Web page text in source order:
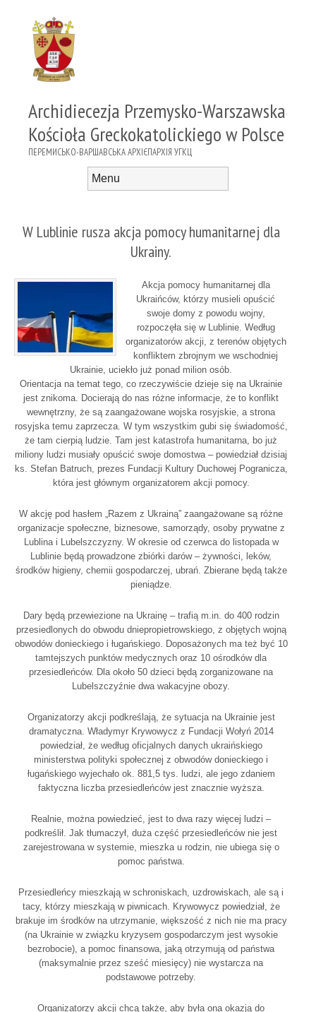
Archidiecezja Przemysko-Warszawska
Kościoła Greckokatolickiego w Polsce
ПЕРЕМИСЬКО-ВАРШАВСЬКА АРХІЄПАРХІЯ УГКЦ
W Lublinie rusza akcja pomocy humanitarnej dla
Ukrainy.
Akcja pomocy humanitarnej dla
Ukraińców, którzy musieli opuścić
swoje domy z powodu wojny,
rozpoczęła się w Lublinie. Według
organizatorów akcji, z terenów objętych
konfliktem zbrojnym we wschodniej
Ukrainie, uciekło już ponad milion osób.
Orientacja na temat tego, co rzeczywiście dzieje się na Ukrainie
jest znikoma. Docierają do nas różne informacje, że to konflikt
wewnętrzny, że są zaangażowane wojska rosyjskie, a strona
rosyjska temu zaprzecza. W tym wszystkim gubi się świadomość,
że tam cierpią ludzie. Tam jest katastrofa humanitarna, bo już
miliony ludzi musiały opuścić swoje domostwa – powiedział dzisiaj
ks. Stefan Batruch, prezes Fundacji Kultury Duchowej Pogranicza,
która jest głównym organizatorem akcji pomocy.
W akcję pod hasłem „Razem z Ukrainą” zaangażowane są różne
organizacje społeczne, biznesowe, samorządy, osoby prywatne z
Lublina i Lubelszczyzny. W okresie od czerwca do listopada w
Lublinie będą prowadzone zbiórki darów – żywności, leków,
środków higieny, chemii gospodarczej, ubrań. Zbierane będą także
pieniądze.
Dary będą przewiezione na Ukrainę – trafią m.in. do 400 rodzin
przesiedlonych do obwodu dniepropietrowskiego, z objętych wojną
obwodów donieckiego i ługańskiego. Doposażonych ma też być 10
tamtejszych punktów medycznych oraz 10 ośrodków dla
przesiedleńców. Dla około 50 dzieci będą zorganizowane na
Lubelszczyźnie dwa wakacyjne obozy.
Organizatorzy akcji podkreślają, że sytuacja na Ukrainie jest
dramatyczna. Władymyr Krywowycz z Fundacji Wołyń 2014
powiedział, że według oficjalnych danych ukraińskiego
ministerstwa polityki społecznej z obwodów donieckiego i
ługańskiego wyjechało ok. 881,5 tys. ludzi, ale jego zdaniem
faktyczna liczba przesiedleńców jest znacznie wyższa.
Realnie, można powiedzieć, jest to dwa razy więcej ludzi –
podkreślił. Jak tłumaczył, duża część przesiedleńców nie jest
zarejestrowana w systemie, mieszka u rodzin, nie ubiega się o
pomoc państwa.
Przesiedleńcy mieszkają w schroniskach, uzdrowiskach, ale są i
tacy, którzy mieszkają w piwnicach. Krywowycz powiedział, że
brakuje im środków na utrzymanie, większość z nich nie ma pracy
(na Ukrainie w związku kryzysem gospodarczym jest wysokie
bezrobocie), a pomoc finansowa, jaką otrzymują od państwa
(maksymalnie przez sześć miesięcy) nie wystarcza na
podstawowe potrzeby.
Organizatorzy akcji chcą także, aby była ona okazją do